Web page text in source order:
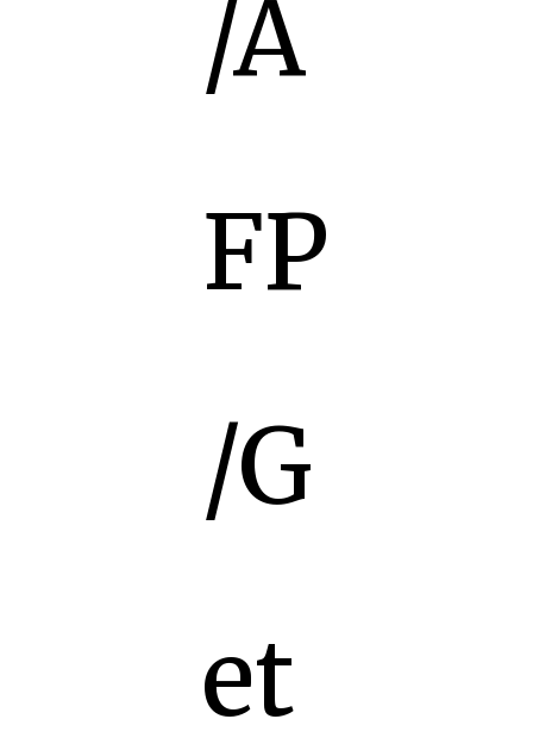
/A
FP
/G
et